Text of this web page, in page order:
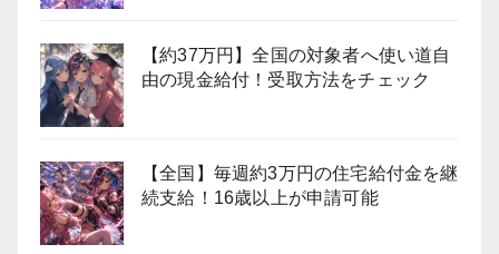
【約37万円】全国の対象者へ使い道自
由の現金給付！受取方法をチェック
【全国】毎週約3万円の住宅給付金を継
続支給！16歳以上が申請可能